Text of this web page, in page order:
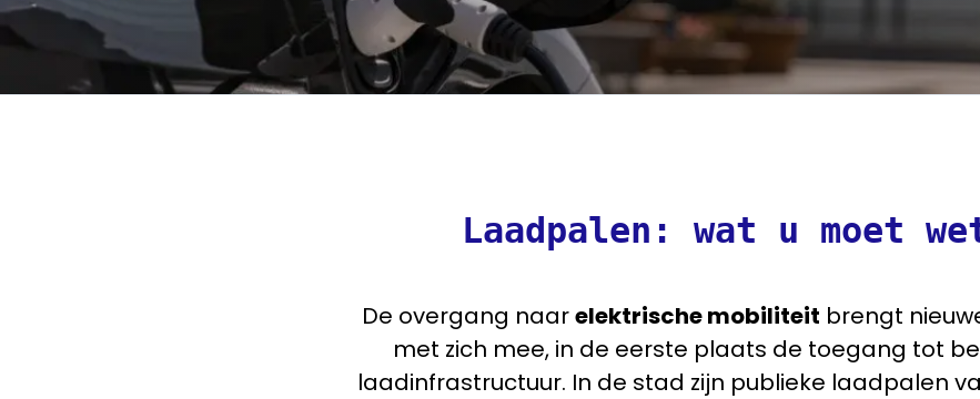
Laadpalen: wat u moet
De overgang naarelektrische mobiliteit brengt
met zich mee, in de eerste plaats de toegang tot
laadinfrastructuur. In de stad zijn publieke laadpalen